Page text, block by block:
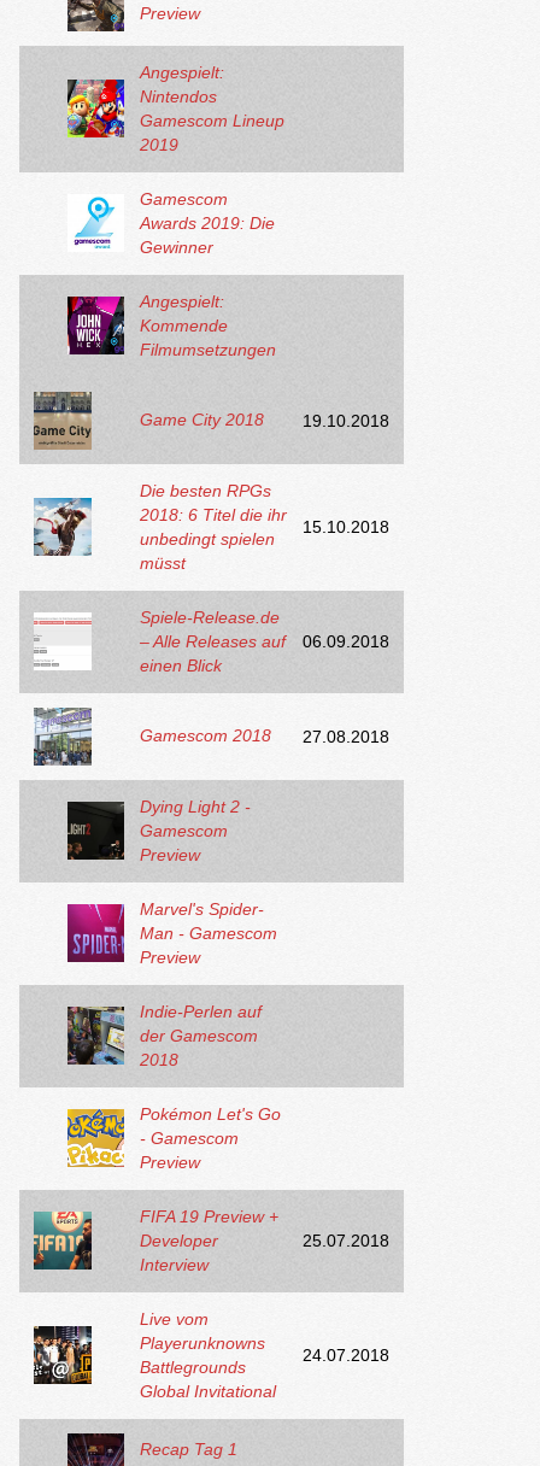
Preview
Angespielt:
Nintendos
Gamescom Lineup
2019
Gamescom
Awards 2019: Die
Gewinner
Angespielt:
Kommende
Filmumsetzungen
Game City 2018 19.10.2018
Die besten RPGs
2018: 6 Titel die ihr
unbedingt spielen
müsst
15.10.2018
Spiele-Release.de
– Alle Releases auf
einen Blick
06.09.2018
Gamescom 2018 27.08.2018
Dying Light 2 -
Gamescom
Preview
Marvel's Spider-
Man - Gamescom
Preview
Indie-Perlen auf
der Gamescom
2018
Pokémon Let's Go
- Gamescom
Preview
FIFA 19 Preview +
Developer
Interview
25.07.2018
Live vom
Playerunknowns
Battlegrounds
Global Invitational
24.07.2018
Recap Tag 1